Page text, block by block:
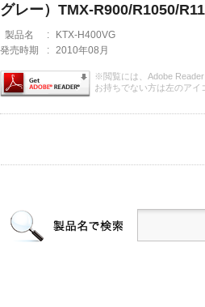
グレー）TMX-R900/R1050/
製品名 :
KTX-H400VG
発売時期
: 2010年08月
※閲覧には、Adobe Reader
お持ちでない方は左のア